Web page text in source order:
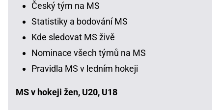
Český tým na MS
Statistiky a bodování MS
Kde sledovat MS živě
Nominace všech týmů na MS
Pravidla MS v ledním hokeji
MS v hokeji žen, U20, U18